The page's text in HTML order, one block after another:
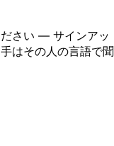
さい — サインアッ
はその人の言語で聞